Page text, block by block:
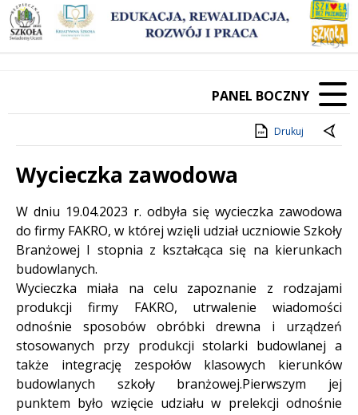
PANEL BOCZNY
Drukuj
Wycieczka zawodowa
Treść
W dniu 19.04.2023 r. odbyła się wycieczka zawodowa
do firmy FAKRO, w której wzięli udział uczniowie Szkoły
Branżowej I stopnia z kształcąca się na kierunkach
budowlanych.
Wycieczka miała na celu zapoznanie z rodzajami
produkcji firmy FAKRO, utrwalenie wiadomości
odnośnie sposobów obróbki drewna i urządzeń
stosowanych przy produkcji stolarki budowlanej a
także integrację zespołów klasowych kierunków
budowlanych szkoły branżowej.Pierwszym jej
punktem było wzięcie udziału w prelekcji odnośnie